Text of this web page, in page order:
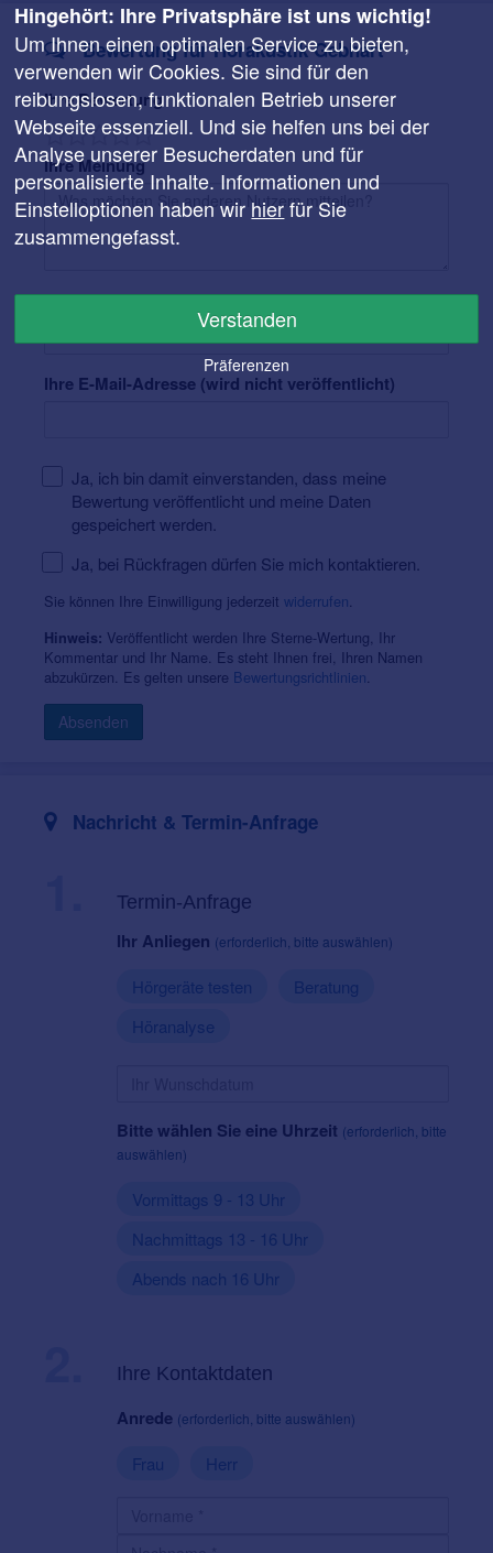
Bewertung für Hörakustik Gebhart
Ihre Bewertung
Ihre Meinung
Ihr Name
Ihre E-Mail-Adresse (wird nicht veröffentlicht)
Ja, ich bin damit einverstanden, dass meine
Bewertung veröffentlicht und meine Daten
gespeichert werden.
Ja, bei Rückfragen dürfen Sie mich kontaktieren.
Sie können Ihre Einwilligung jederzeit widerrufen.
Hinweis: Veröffentlicht werden Ihre Sterne-Wertung, Ihr
Kommentar und Ihr Name. Es steht Ihnen frei, Ihren Namen
abzukürzen. Es gelten unsere Bewertungsrichtlinien.
Absenden
Nachricht & Termin-Anfrage
Termin-Anfrage
Ihr Anliegen (erforderlich, bitte auswählen)
Hörgeräte testen
Beratung
Höranalyse
Bitte wählen Sie eine Uhrzeit (erforderlich, bitte
auswählen)
Vormittags 9 - 13 Uhr
Nachmittags 13 - 16 Uhr
Abends nach 16 Uhr
Ihre Kontaktdaten
Anrede (erforderlich, bitte auswählen)
Frau Herr
Hingehört: Ihre Privatsphäre ist uns wichtig!
Um Ihnen einen optimalen Service zu bieten,
verwenden wir Cookies. Sie sind für den
reibungslosen, funktionalen Betrieb unserer
Webseite essenziell. Und sie helfen uns bei der
Analyse unserer Besucherdaten und für
personalisierte Inhalte. Informationen und
Einstelloptionen haben wir hierfür Sie
zusammengefasst.
Verstanden
Präferenzen